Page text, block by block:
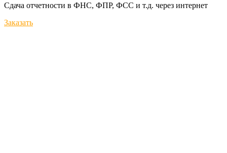
Сдача отчетности в ФНС, ФПР, ФСС и т.д. через интернет
Заказать